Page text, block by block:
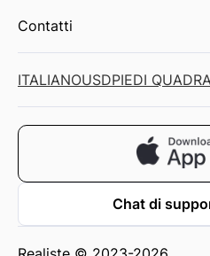
Contatti
ITALIANOUSDPIEDI
Chat di